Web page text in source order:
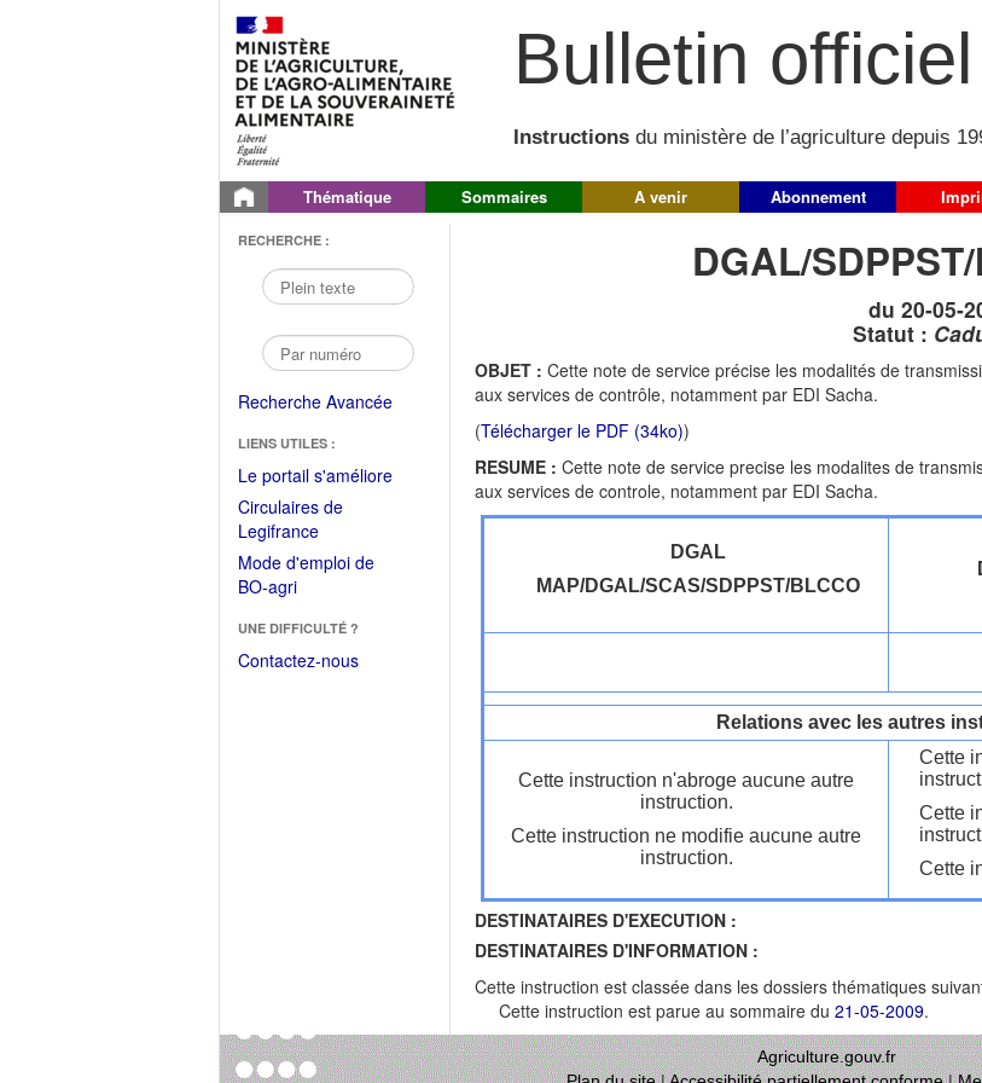
Bulletin officiel
Instructions du ministère de l’agriculture depuis
Thématique Sommaires A venir Abonnement
RECHERCHE :
Recherche Avancée
LIENS UTILES :
Le portail s'améliore(Fichier
Circulaires de
Legifrance(Ouvrir
dans
une
fenêtre)
Mode d'emploi de
BO-agri(Ouvrir
une
nouvelle
UNE DIFFICULTÉ ?
Contactez-nous
DGAL/
du 20-05-
Statut :
OBJET : Cette note de service précise les modalités de
aux services de contrôle, notamment par EDI Sacha.
(Télécharger le PDF (34ko))
RESUME : Cette note de service precise les modalites de
aux services de controle, notamment par EDI Sacha.
DGAL
MAP/DGAL/SCAS/SDPPST/BLCCO
Relations avec les autres
Cette instruction n'abroge aucune autre
instruction.
Cette instruction ne modifie aucune autre
instruction.
Cette
Cette
Cette
DESTINATAIRES D'EXECUTION :
DESTINATAIRES D'INFORMATION :
Cette instruction est classée dans les dossiers thématiques
Cette instruction est parue au sommaire du 21-05-2009.
Agriculture.gouv.fr